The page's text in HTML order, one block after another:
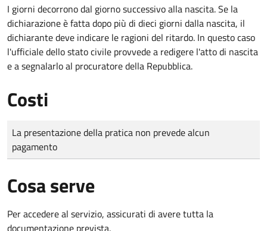
I giorni decorrono dal giorno successivo alla nascita. Se la
dichiarazione è fatta dopo più di dieci giorni dalla nascita, il
dichiarante deve indicare le ragioni del ritardo. In questo caso
l'ufficiale dello stato civile provvede a redigere l'atto di nascita
e a segnalarlo al procuratore della Repubblica.
Costi
Tipo di pagamento
Importo
La presentazione della pratica non prevede alcun
pagamento
Cosa serve
Per accedere al servizio, assicurati di avere tutta la
documentazione prevista.